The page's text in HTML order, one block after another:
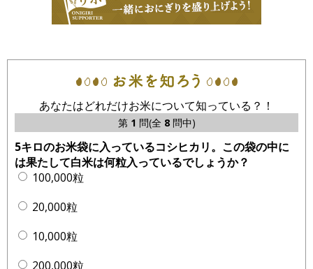
あなたはどれだけお米について知っている？！
第 1 問(全 8問中)
5キロのお米袋に入っているコシヒカリ。この袋の中に
は果たして白米は何粒入っているでしょうか？
100,000粒
20,000粒
10,000粒
200,000粒